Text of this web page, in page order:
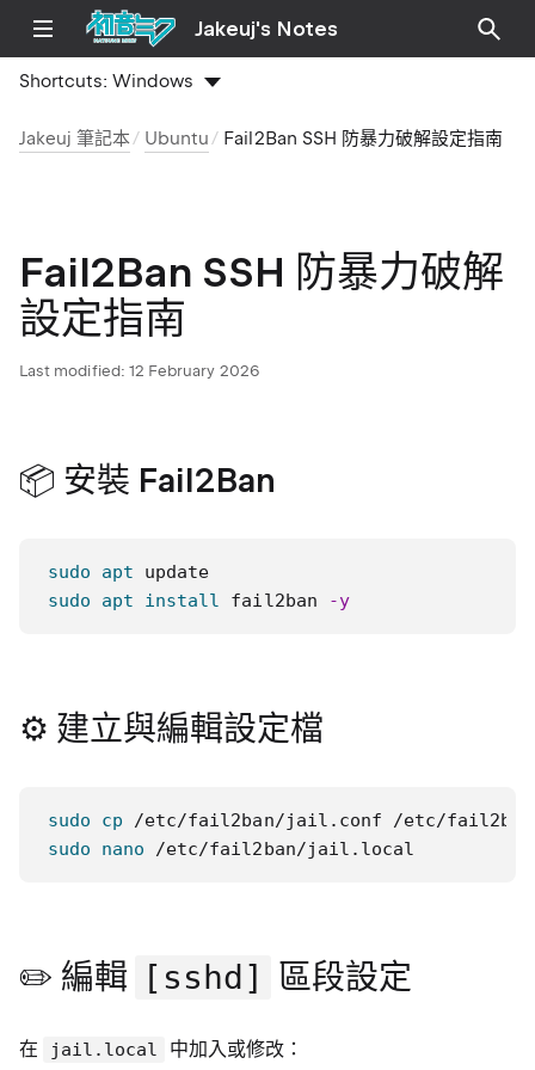
Jakeuj's Notes
Shortcuts:Windows
Jakeuj 筆記本 Ubuntu Fail2Ban SSH 防暴力破解設定指南
Fail2Ban SSH 防暴力破解
設定指南
Last modified: 12 February 2026
📦 安裝 Fail2Ban
sudo apt
sudo
apt install fail2ban -y
⚙️ 建立與編輯設定檔
sudo
cp
sudo
nano /etc/fail2ban/jail.local
✏️ 編輯 [sshd] 區段設定
在 jail.local 中加入或修改：